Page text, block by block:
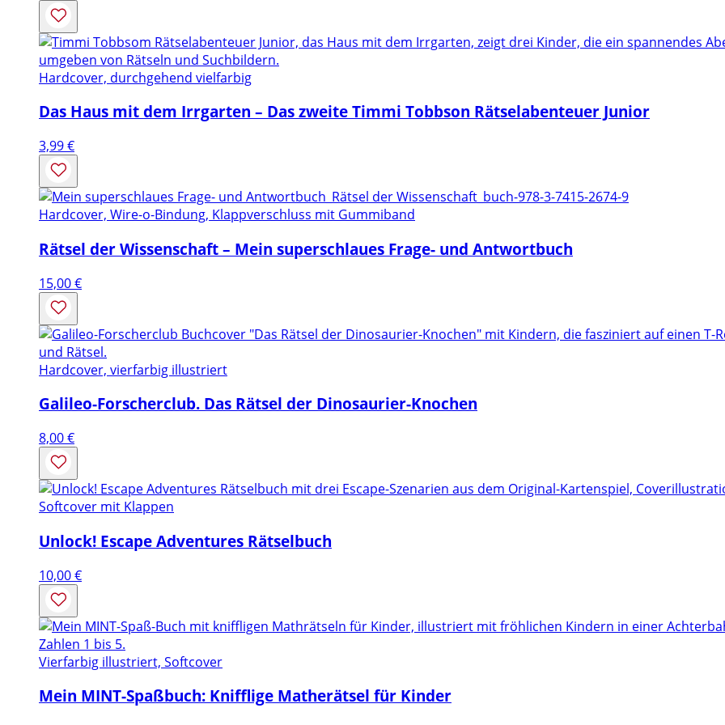
Hardcover, durchgehend vielfarbig
Das Haus mit dem Irrgarten – Das zweite Timmi Tobbson Rätselabenteuer Junior
3,99€
Hardcover, Wire-o-Bindung, Klappverschluss mit Gummiband
Rätsel der Wissenschaft – Mein superschlaues Frage- und Antwortbuch
15,00€
Hardcover, vierfarbig illustriert
Galileo-Forscherclub. Das Rätsel der Dinosaurier-Knochen
8,00€
Softcover mit Klappen
Unlock! Escape Adventures Rätselbuch
10,00€
Vierfarbig illustriert, Softcover
Mein MINT-Spaßbuch: Knifflige Matherätsel für Kinder